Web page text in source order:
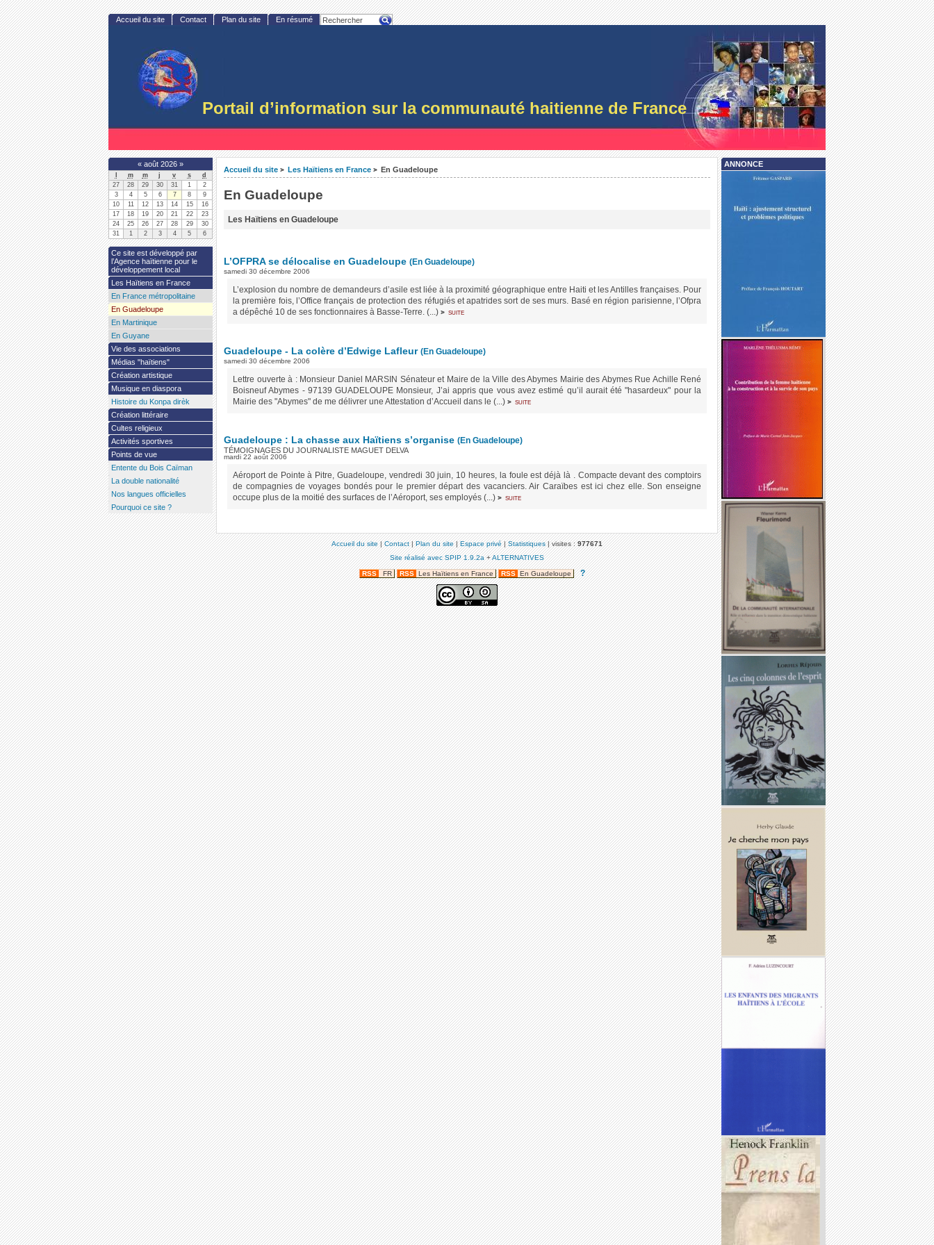
Portail d’information sur la communauté haitienne de France
Accueil du site > Les Haïtiens en France > En Guadeloupe
En Guadeloupe
Les Haïtiens en Guadeloupe
L’OFPRA se délocalise en Guadeloupe (En Guadeloupe)
samedi 30 décembre 2006
L’explosion du nombre de demandeurs d’asile est liée à la proximité géographique entre Haiti et les Antilles françaises. Pour
la première fois, l’Office français de protection des réfugiés et apatrides sort de ses murs. Basé en région parisienne, l’Ofpra
a dépêché 10 de ses fonctionnaires à Basse-Terre. (...) > suite
Guadeloupe - La colère d’Edwige Lafleur (En Guadeloupe)
samedi 30 décembre 2006
Lettre ouverte à : Monsieur Daniel MARSIN Sénateur et Maire de la Ville des Abymes Mairie des Abymes Rue Achille René
Boisneuf Abymes - 97139 GUADELOUPE Monsieur, J’ai appris que vous avez estimé qu’il aurait été "hasardeux" pour la
Mairie des "Abymes" de me délivrer une Attestation d’Accueil dans le (...) > suite
Guadeloupe : La chasse aux Haïtiens s’organise (En Guadeloupe)
TÉMOIGNAGES DU JOURNALISTE MAGUET DELVA
mardi 22 août 2006
Aéroport de Pointe à Pitre, Guadeloupe, vendredi 30 juin, 10 heures, la foule est déjà là . Compacte devant des comptoirs
de compagnies de voyages bondés pour le premier départ des vacanciers. Air Caraïbes est ici chez elle. Son enseigne
occupe plus de la moitié des surfaces de l’Aéroport, ses employés (...) > suite
ANNONCE
Accueil du site Contact Plan du site En résumé
« août 2026 »
m m j v s
d
27
28 29 30 31 1
2
3
4 5 6 7 8
9
10
11 12 13 14 15
16
17
18 19 20 21 22
23
24
25 26 27 28 29
30
31
1 2 3 4 5 6
Ce site est développé par
l’Agence haïtienne pour le
développement local
Les Haïtiens en France
En France métropolitaine
En Guadeloupe
En Martinique
En Guyane
Vie des associations
Médias "haïtiens"
Création artistique
Musique en diaspora
Histoire du Konpa dirèk
Création littéraire
Cultes religieux
Activités sportives
Points de vue
Entente du Bois Caïman
La double nationalité
Nos langues officielles
Pourquoi ce site ?
Accueil du site|Contact|Plan du site|Espace privé|Statistiques|visites :977671
Site réalisé avec SPIP 1.9.2a+ALTERNATIVES
RSS FR RSS Les Haïtiens en France RSS En Guadeloupe ?